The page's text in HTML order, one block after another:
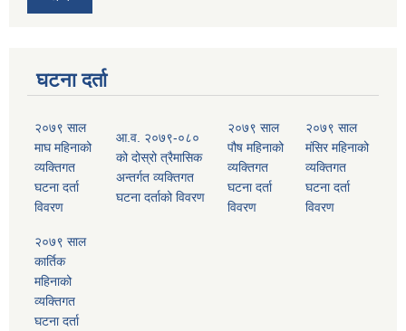
घटना दर्ता
२०७९ साल
माघ महिनाको
व्यक्तिगत
घटना दर्ता
विवरण
आ.व. २०७९-०८०
को दोस्रो त्रैमासिक
अन्तर्गत व्यक्तिगत
घटना दर्ताको विवरण
२०७९ साल
पौष महिनाको
व्यक्तिगत
घटना दर्ता
विवरण
२०७९ साल
मंसिर महिनाको
व्यक्तिगत
घटना दर्ता
विवरण
२०७९ साल
कार्तिक
महिनाको
व्यक्तिगत
घटना दर्ता